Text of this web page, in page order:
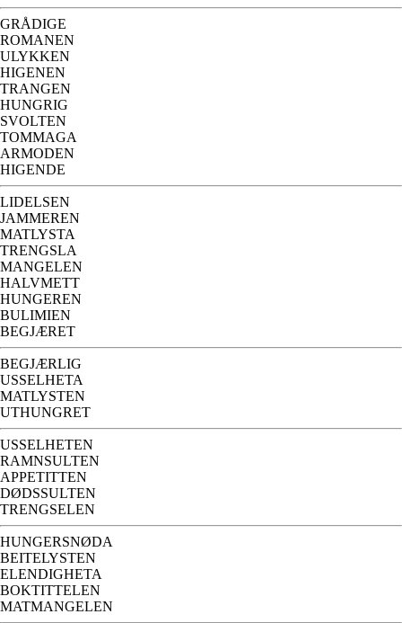
GRÅDIGE
ROMANEN
ULYKKEN
HIGENEN
TRANGEN
HUNGRIG
SVOLTEN
TOMMAGA
ARMODEN
HIGENDE
LIDELSEN
JAMMEREN
MATLYSTA
TRENGSLA
MANGELEN
HALVMETT
HUNGEREN
BULIMIEN
BEGJÆRET
BEGJÆRLIG
USSELHETA
MATLYSTEN
UTHUNGRET
USSELHETEN
RAMNSULTEN
APPETITTEN
DØDSSULTEN
TRENGSELEN
HUNGERSNØDA
BEITELYSTEN
ELENDIGHETA
BOKTITTELEN
MATMANGELEN